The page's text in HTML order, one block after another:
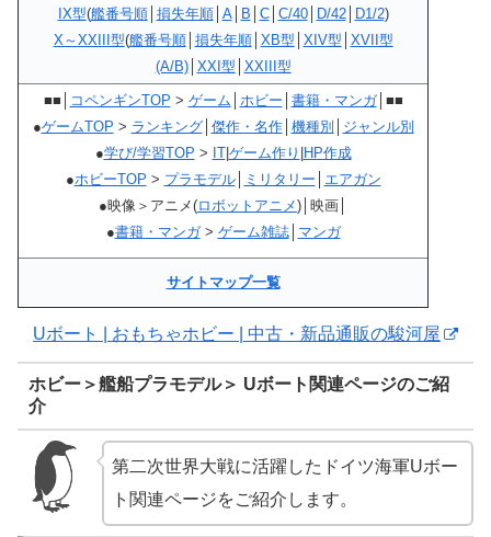
IX型(艦番号順│ 損失年順│ A│ B C│ C/40│ D/42│ D1/2)
X～XXIII型(艦番号順│ 損失年順│ XB型 XIV型 XVII型
(A/B)│ XXI型 XXIII型
■■│ コペンギンTOP > ゲーム ホビー 書籍・マンガ│■■
●ゲームTOP > ランキング│ 傑作・名作│ 機種別
ジャンル別
●学び/学習TOP > IT|ゲーム作り |HP作成
●ホビーTOP > プラモデル│ ミリタリー
エアガン
●映像＞アニメ(ロボットアニメ)│映画│
●書籍・マンガ> ゲーム雑誌│ マンガ
サイトマップ一覧
Uボート | おもちゃホビー | 中古・新品通販の駿河屋
ホビー＞艦船プラモデル＞ Uボート関連ページのご紹
介
第二次世界大戦に活躍したドイツ海軍Uボー
ト関連ページをご紹介します。